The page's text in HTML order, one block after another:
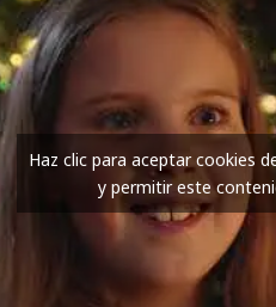
Haz clic para aceptar cookies
y permitir este